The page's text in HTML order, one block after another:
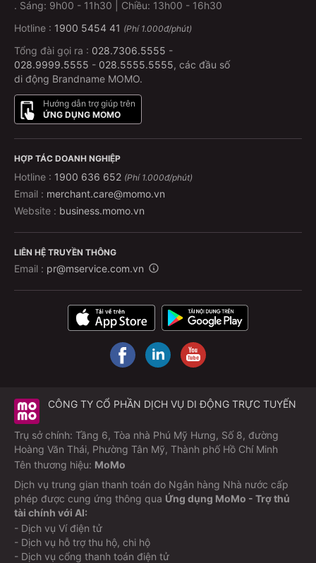
. Sáng: 9h00 - 11h30 | Chiều: 13h00 - 16h30
Hotline : 1900 5454 41 (Phí 1.000đ/phút)
Tổng đài gọi ra : 028.7306.5555 -
028.9999.5555 - 028.5555.5555, các đầu số
di động Brandname MOMO.
Hướng dẫn trợ giúp trên
ỨNG DỤNG MOMO
HỢP TÁC DOANH NGHIỆP
Hotline : 1900 636 652 (Phí 1.000đ/phút)
Email : merchant.care@momo.vn
Website : business.momo.vn
LIÊN HỆ TRUYỀN THÔNG
Email : pr@mservice.com.vn
CÔNG TY CỔ PHẦN DỊCH VỤ DI ĐỘNG TRỰC TUYẾN
Trụ sở chính: Tầng 6, Tòa nhà Phú Mỹ Hưng, Số 8, đường
Hoàng Văn Thái, Phường Tân Mỹ, Thành phố Hồ Chí Minh
Tên thương hiệu: MoMo
Dịch vụ trung gian thanh toán do Ngân hàng Nhà nước cấp
phép được cung ứng thông qua Ứng dụng MoMo - Trợ thủ
tài chính với AI:
- Dịch vụ Ví điện tử
- Dịch vụ hỗ trợ thu hộ, chi hộ
- Dịch vụ cổng thanh toán điện tử